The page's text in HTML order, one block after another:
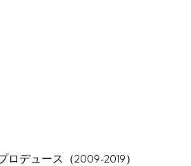
プロデュース（2009-2019）